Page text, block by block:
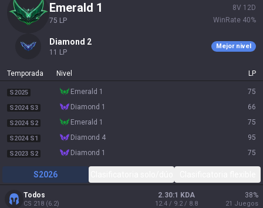
emerald 1
75 LP
8V 12D
WinRate 40%
diamond 2
11 LP
Mejor nivel
Temporada Nivel LP
S2025 emerald 1 75
S2024 S3 diamond 1 66
S2024 S2 emerald 1 75
S2024 S1 diamond 4 95
S2023 S2 diamond 1 75
S2026
Todos
CS 218 (6.2)
2.30:1 KDA
12.4 / 9.2 / 8.8
38%
21 Juegos